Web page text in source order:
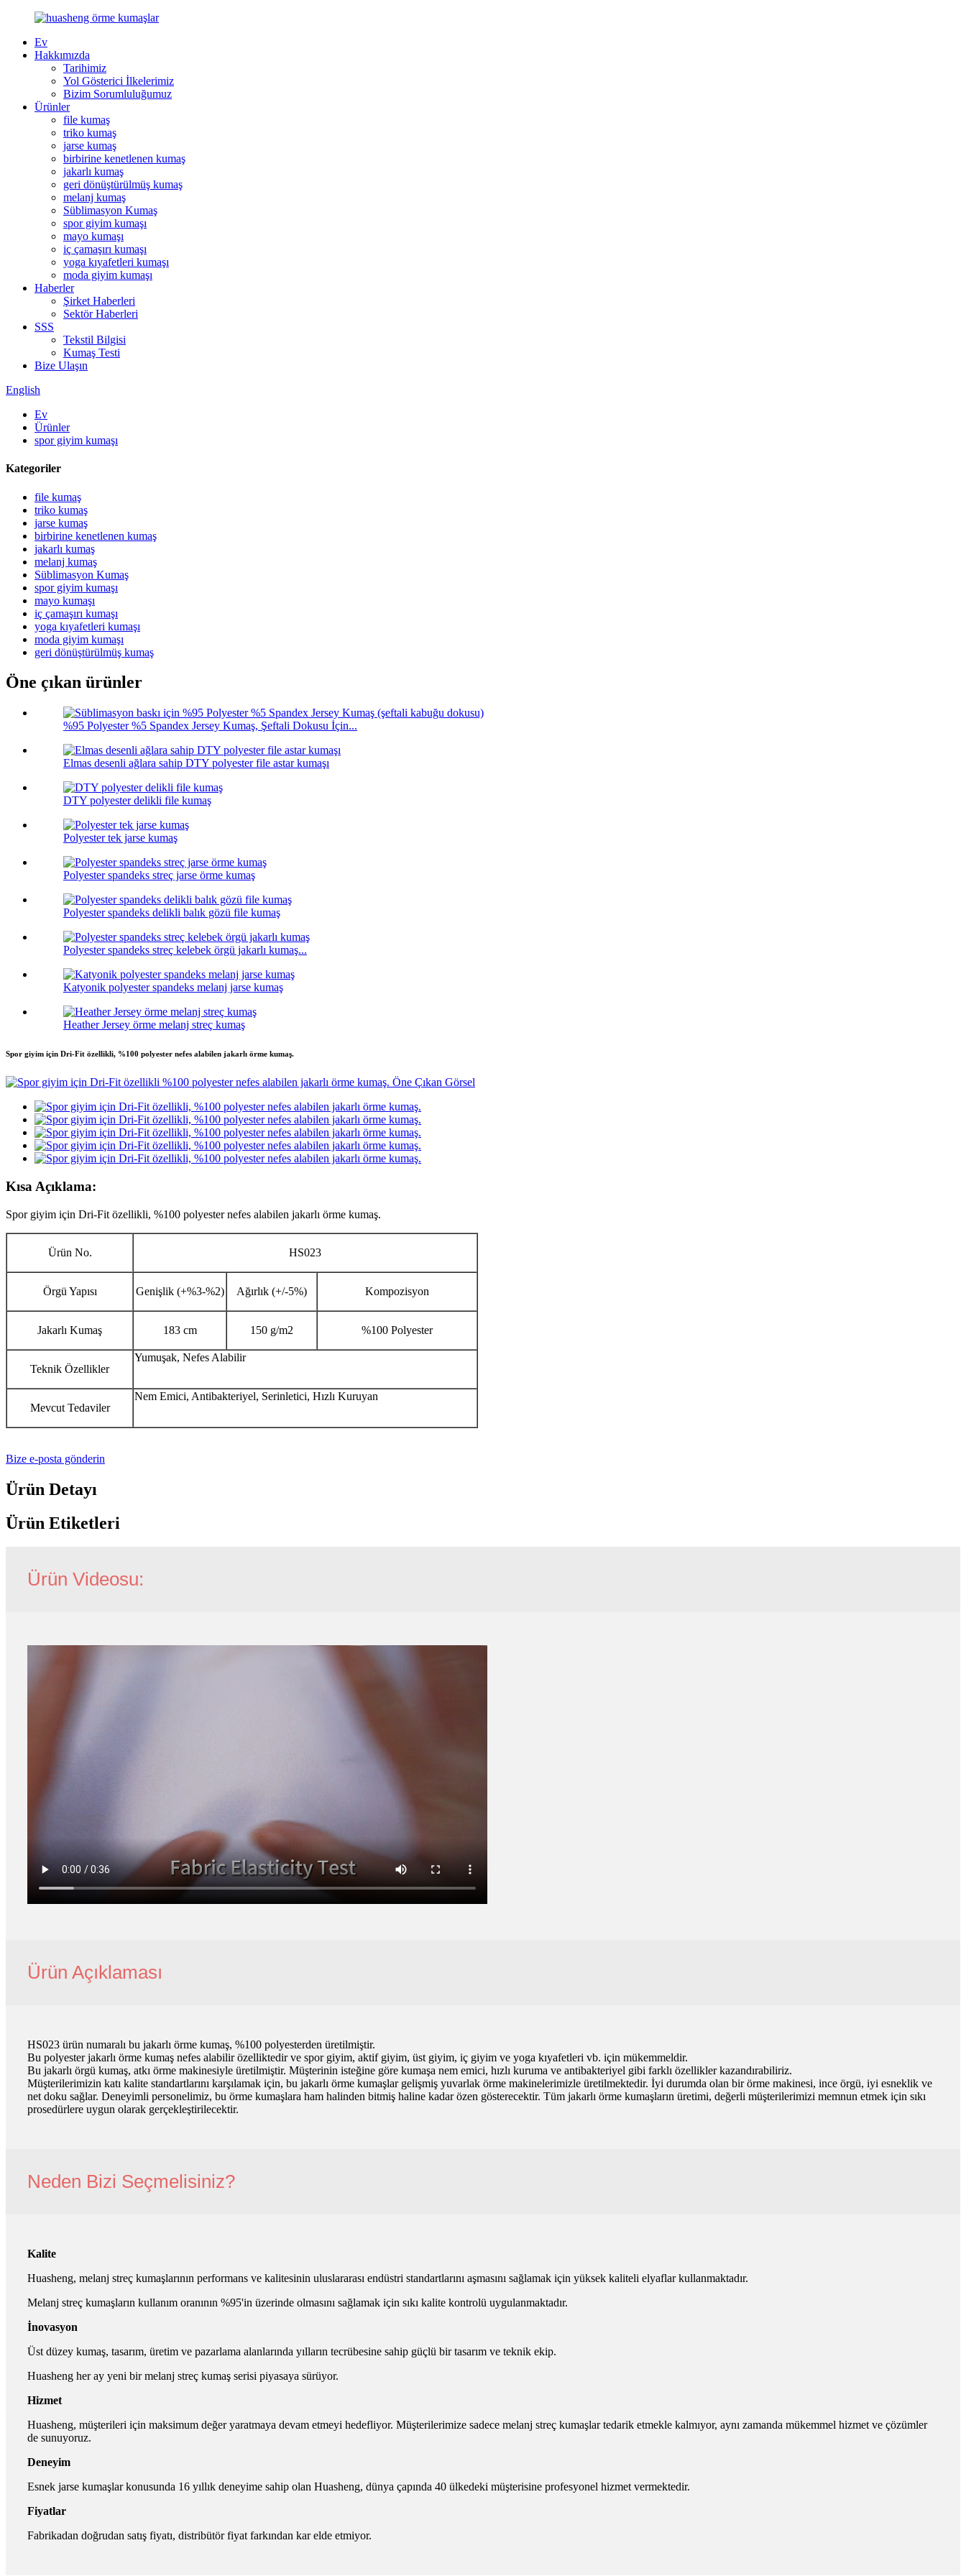
Ev
Hakkımızda
Tarihimiz
Yol Gösterici İlkelerimiz
Bizim Sorumluluğumuz
Ürünler
file kumaş
triko kumaş
jarse kumaş
birbirine kenetlenen kumaş
jakarlı kumaş
geri dönüştürülmüş kumaş
melanj kumaş
Süblimasyon Kumaş
spor giyim kumaşı
mayo kumaşı
iç çamaşırı kumaşı
yoga kıyafetleri kumaşı
moda giyim kumaşı
Haberler
Şirket Haberleri
Sektör Haberleri
SSS
Tekstil Bilgisi
Kumaş Testi
Bize Ulaşın
English
Ev
Ürünler
spor giyim kumaşı
Kategoriler
file kumaş
triko kumaş
jarse kumaş
birbirine kenetlenen kumaş
jakarlı kumaş
melanj kumaş
Süblimasyon Kumaş
spor giyim kumaşı
mayo kumaşı
iç çamaşırı kumaşı
yoga kıyafetleri kumaşı
moda giyim kumaşı
geri dönüştürülmüş kumaş
Öne çıkan ürünler
%95 Polyester %5 Spandex Jersey Kumaş, Şeftali Dokusu İçin...
Elmas desenli ağlara sahip DTY polyester file astar kumaşı
DTY polyester delikli file kumaş
Polyester tek jarse kumaş
Polyester spandeks streç jarse örme kumaş
Polyester spandeks delikli balık gözü file kumaş
Polyester spandeks streç kelebek örgü jakarlı kumaş...
Katyonik polyester spandeks melanj jarse kumaş
Heather Jersey örme melanj streç kumaş
Spor giyim için Dri-Fit özellikli, %100 polyester nefes alabilen jakarlı örme kumaş.
Kısa Açıklama:
Spor giyim için Dri-Fit özellikli, %100 polyester nefes alabilen jakarlı örme kumaş.
Ürün No. HS023
Örgü Yapısı Genişlik (+%3-%2) Ağırlık (+/-5%) Kompozisyon
Jakarlı Kumaş 183 cm 150 g/m2 %100 Polyester
Teknik Özellikler
Yumuşak, Nefes Alabilir
Mevcut Tedaviler
Nem Emici, Antibakteriyel, Serinletici, Hızlı Kuruyan
Bize e-posta gönderin
Ürün Detayı
Ürün Etiketleri
Ürün Videosu:
Ürün Açıklaması
HS023 ürün numaralı bu jakarlı örme kumaş, %100 polyesterden üretilmiştir.
Bu polyester jakarlı örme kumaş nefes alabilir özelliktedir ve spor giyim, aktif giyim, üst giyim, iç giyim ve yoga kıyafetleri vb. için mükemmeldir.
Bu jakarlı örgü kumaş, atkı örme makinesiyle üretilmiştir. Müşterinin isteğine göre kumaşa nem emici, hızlı kuruma ve antibakteriyel gibi farklı özellikler kazandırabiliriz.
Müşterilerimizin katı kalite standartlarını karşılamak için, bu jakarlı örme kumaşlar gelişmiş yuvarlak örme makinelerimizle üretilmektedir. İyi durumda olan bir örme makinesi, ince örgü, iyi esneklik ve
net doku sağlar. Deneyimli personelimiz, bu örme kumaşlara ham halinden bitmiş haline kadar özen gösterecektir. Tüm jakarlı örme kumaşların üretimi, değerli müşterilerimizi memnun etmek için sıkı
prosedürlere uygun olarak gerçekleştirilecektir.
Neden Bizi Seçmelisiniz?
Kalite
Huasheng, melanj streç kumaşlarının performans ve kalitesinin uluslararası endüstri standartlarını aşmasını sağlamak için yüksek kaliteli elyaflar kullanmaktadır.
Melanj streç kumaşların kullanım oranının %95'in üzerinde olmasını sağlamak için sıkı kalite kontrolü uygulanmaktadır.
İnovasyon
Üst düzey kumaş, tasarım, üretim ve pazarlama alanlarında yılların tecrübesine sahip güçlü bir tasarım ve teknik ekip.
Huasheng her ay yeni bir melanj streç kumaş serisi piyasaya sürüyor.
Hizmet
Huasheng, müşterileri için maksimum değer yaratmaya devam etmeyi hedefliyor. Müşterilerimize sadece melanj streç kumaşlar tedarik etmekle kalmıyor, aynı zamanda mükemmel hizmet ve çözümler
de sunuyoruz.
Deneyim
Esnek jarse kumaşlar konusunda 16 yıllık deneyime sahip olan Huasheng, dünya çapında 40 ülkedeki müşterisine profesyonel hizmet vermektedir.
Fiyatlar
Fabrikadan doğrudan satış fiyatı, distribütör fiyat farkından kar elde etmiyor.